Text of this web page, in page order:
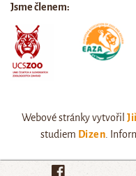
Jsme členem:
Webové stránky vytvořil
studiem Dizen .